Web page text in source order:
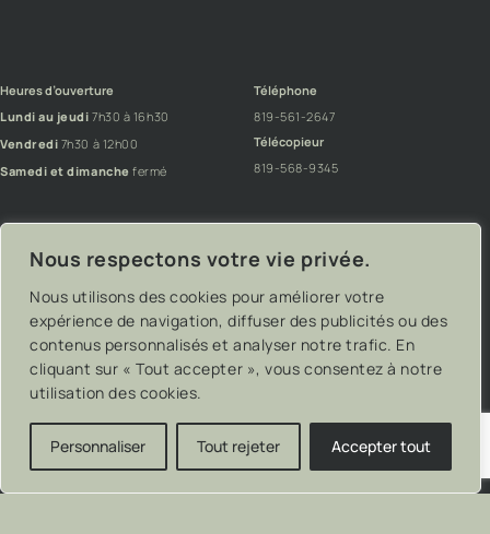
Nous respectons votre vie privée.
Nous utilisons des cookies pour améliorer votre
expérience de navigation, diffuser des publicités ou des
contenus personnalisés et analyser notre trafic. En
cliquant sur « Tout accepter », vous consentez à notre
utilisation des cookies.
Personnaliser Tout rejeter Accepter tout
Heures d’ouverture
Lundi au jeudi 7h30 à 16h30
Vendredi 7h30 à 12h00
Samedi et dimanche fermé
Téléphone
819-561-2647
Télécopieur
819-568-9345